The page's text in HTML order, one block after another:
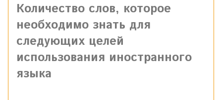
Количество слов, которое
необходимо знать для
следующих целей
использования иностранного
языка